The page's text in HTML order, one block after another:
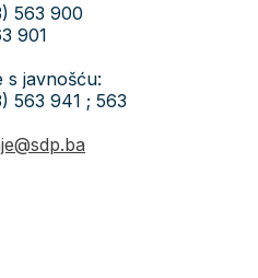
563 900
901
s javnošću:
563 941 ; 563